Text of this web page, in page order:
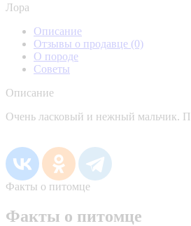
Лора
Описание
Отзывы о продавце (0)
О породе
Советы
Описание
Очень ласковый и нежный мальчик.
Факты о питомце
Факты о питомце